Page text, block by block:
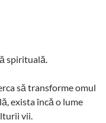
spirituală.
să transforme omul
exista încă o lume
vii.